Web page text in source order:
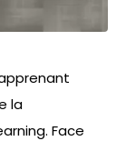
la
Face